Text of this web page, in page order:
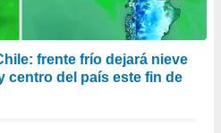
frente frío dejará nieve
centro del país este fin de